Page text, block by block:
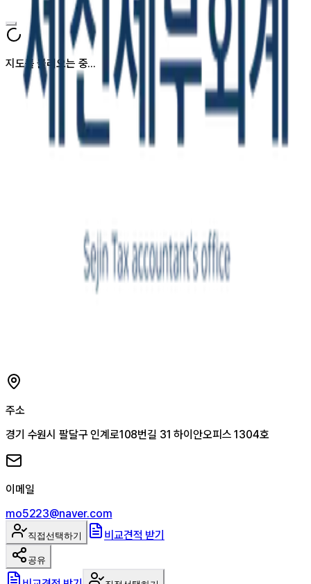
지도를 불러오는 중...
주소
경기 수원시 팔달구 인계로108번길 31 하이안오피스 1304호
이메일
mo5223@naver.com
직접선택하기 비교견적 받기
공유